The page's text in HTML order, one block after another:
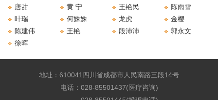
唐甜
黄 宁 王艳民
​陈雨雪
​叶瑞
何姝姝 ​龙虎
金樱
陈建伟
​王艳 ​段沛沛
郭永文
​徐晖
地址：610041四川省成都市人民南路三段14号
电话：028-85501437(医疗咨询)